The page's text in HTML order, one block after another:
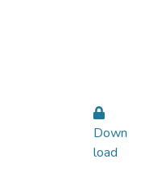
Down
load